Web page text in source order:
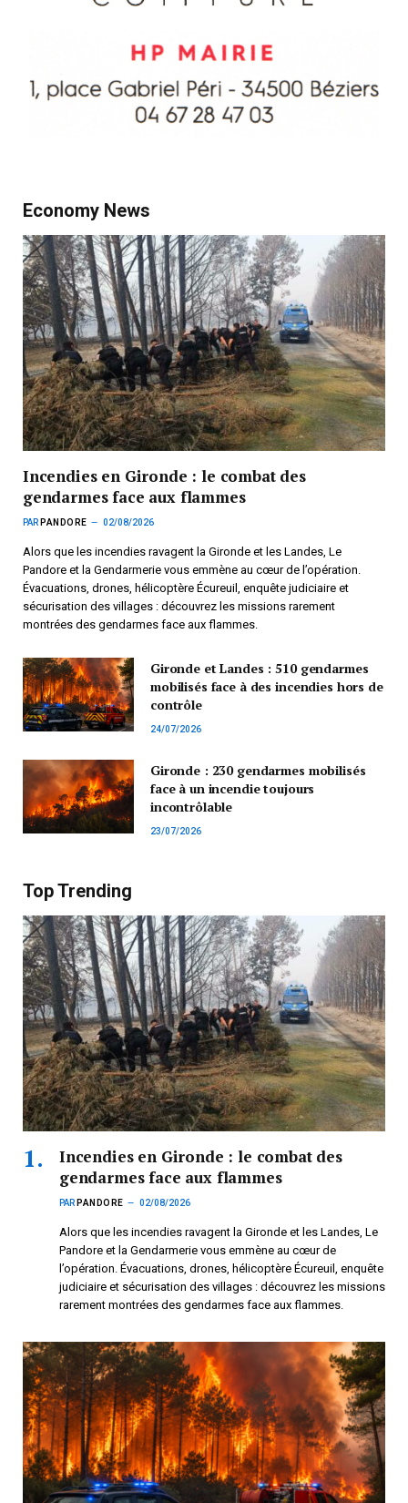
Economy News
Incendies en Gironde : le combat des
gendarmes face aux flammes
PAR PANDORE 02/08/2026
Alors que les incendies ravagent la Gironde et les Landes, Le
Pandore et la Gendarmerie vous emmène au cœur de l’opération.
Évacuations, drones, hélicoptère Écureuil, enquête judiciaire et
sécurisation des villages : découvrez les missions rarement
montrées des gendarmes face aux flammes.
Gironde et Landes : 510 gendarmes
mobilisés face à des incendies hors de
contrôle
24/07/2026
Gironde : 230 gendarmes mobilisés
face à un incendie toujours
incontrôlable
23/07/2026
Top Trending
Incendies en Gironde : le combat des
gendarmes face aux flammes
PAR PANDORE 02/08/2026
Alors que les incendies ravagent la Gironde et les Landes, Le
Pandore et la Gendarmerie vous emmène au cœur de
l’opération. Évacuations, drones, hélicoptère Écureuil, enquête
judiciaire et sécurisation des villages : découvrez les missions
rarement montrées des gendarmes face aux flammes.